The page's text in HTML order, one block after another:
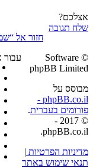
אצלכם?
שלח תגובה
חזור אל
עבור
Software ©
phpBB Limited
מבוסס על
phpBB.co.il -
פורומים בעברית.
© 2017 -
phpBB.co.il.
מדיניות הפרטיות
תנאי שימוש באתר